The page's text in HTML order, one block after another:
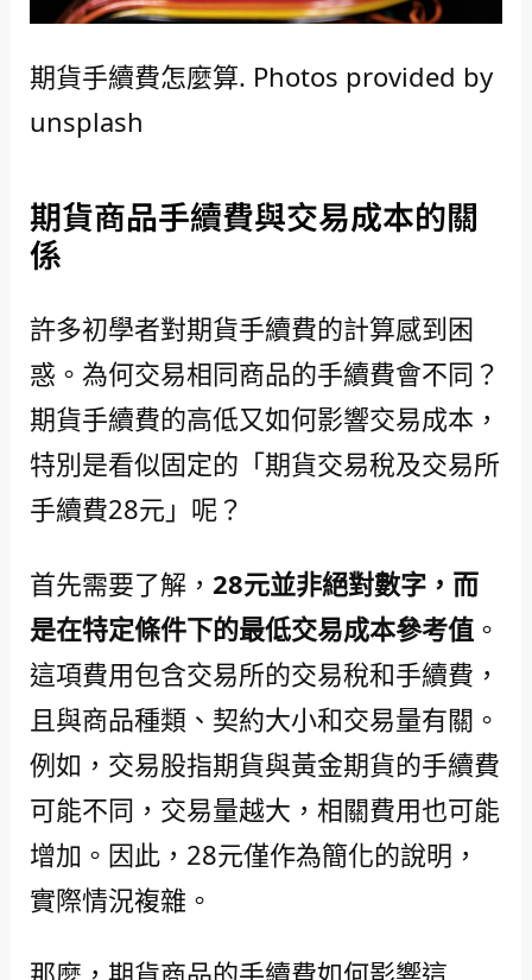
期貨手續費怎麼算. Photos provided by
unsplash
期貨商品手續費與交易成本的關
係
許多初學者對期貨手續費的計算感到困
惑。為何交易相同商品的手續費會不同？
期貨手續費的高低又如何影響交易成本，
特別是看似固定的「期貨交易稅及交易所
手續費28元」呢？
首先需要了解， 28元並非絕對數字，而
是在特定條件下的最低交易成本參考值。
這項費用包含交易所的交易稅和手續費，
且與商品種類、契約大小和交易量有關。
例如，交易股指期貨與黃金期貨的手續費
可能不同，交易量越大，相關費用也可能
增加。因此，28元僅作為簡化的說明，
實際情況複雜。
那麼，期貨商品的手續費如何影響這